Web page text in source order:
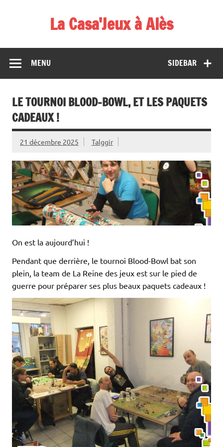
La Casa'Jeux à Alès
démos et de tournois
SIDEBAR
MENU
LE TOURNOI BLOOD-BOWL, ET LES PAQUETS
CADEAUX !
21 décembre 2025 Talggir
On est la aujourd’hui !
Pendant que derrière, le tournoi Blood-Bowl bat son
plein, la team de La Reine des jeux est sur le pied de
guerre pour préparer ses plus beaux paquets cadeaux !